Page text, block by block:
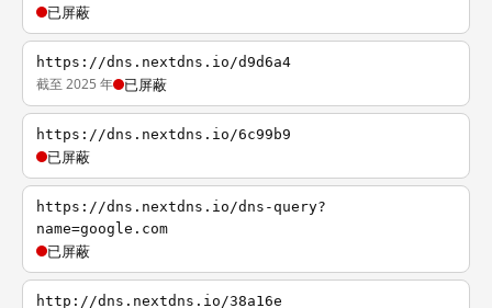
已屏蔽
https://dns.nextdns.io/d9d6a4
截至 2025 年 已屏蔽
https://dns.nextdns.io/6c99b9
已屏蔽
https://dns.nextdns.io/dns-query?
name=google.com
已屏蔽
http://dns.nextdns.io/38a16e